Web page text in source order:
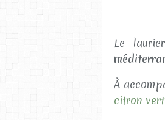
Le
À
citron vert